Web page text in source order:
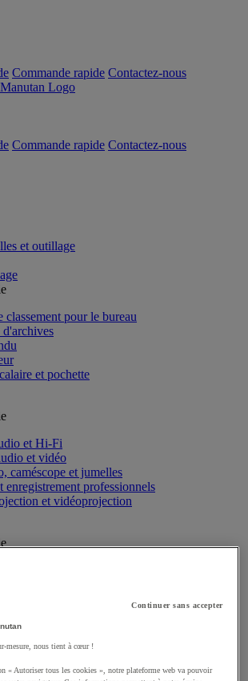
Commande rapide Contactez-nous
Commande rapide Contactez-nous
et outillage
classement pour le bureau
d'archives
et pochette
et Hi-Fi
et vidéo
caméscope et jumelles
enregistrement professionnels
et vidéoprojection
Continuer sans accepter
mesure, nous tient à cœur !
« Autoriser tous les cookies », notre plateforme web va pouvoir